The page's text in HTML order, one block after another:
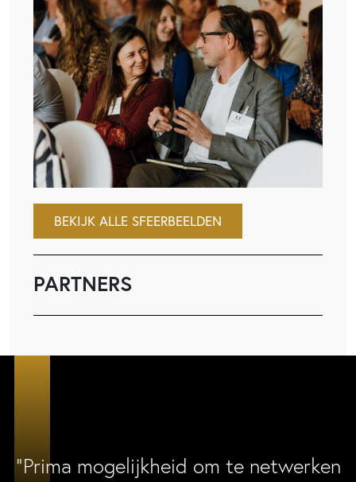
BEKIJK ALLE SFEERBEELDEN
PARTNERS
“Prima mogelijkheid om te netwerken